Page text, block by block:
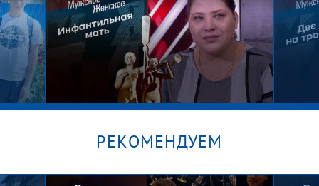
РЕКОМЕНДУЕМ